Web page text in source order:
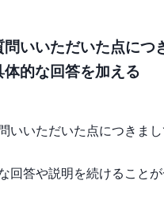
問いいただいた点につ
体的な回答を加える
問いいただいた点につきま
回答や説明を続けることが